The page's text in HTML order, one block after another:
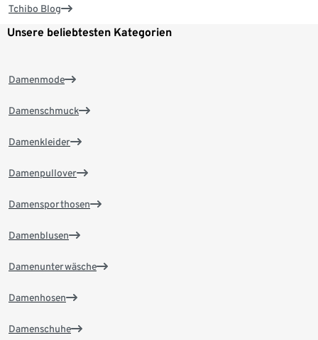
Tchibo Blog
Unsere beliebtesten Kategorien
Damenmode
Damenschmuck
Damenkleider
Damenpullover
Damensporthosen
Damenblusen
Damenunterwäsche
Damenhosen
Damenschuhe